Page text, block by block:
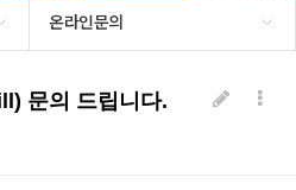
온라인문의
문의 드립니다.